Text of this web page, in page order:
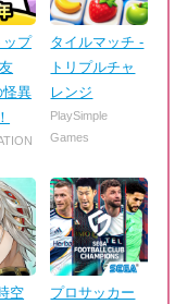
ップ
怪異
タイルマッチ -
トリプルチャ
レンジ
PlaySimple
Games
空
プロサッカー